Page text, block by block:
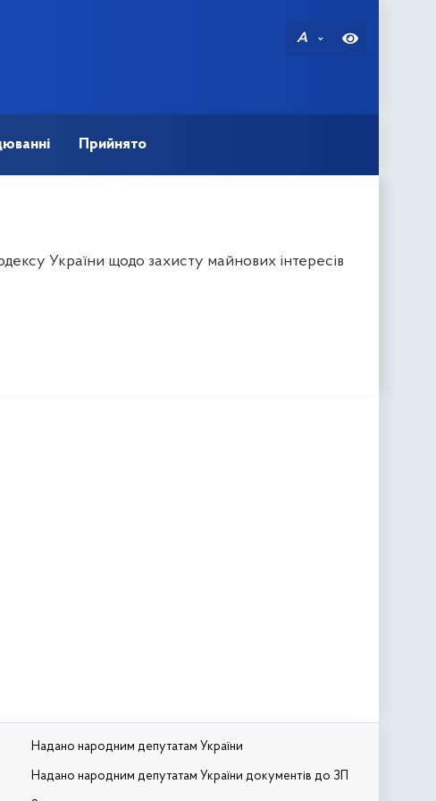
A
Прийнято
України щодо захисту майнових інтересів
Надано народним депутатам України
Надано народним депутатам України документів до ЗП